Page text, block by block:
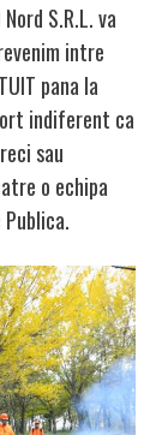
S.R.L. va
intre
pana la
indiferent ca
sau
o echipa